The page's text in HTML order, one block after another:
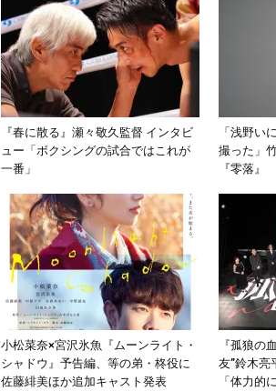
『春に散る』瀬々敬久監督 インタビ
ュー「ボクシングの試合ではこれが
一番」
「浅野い
撮った」
『零落』
小松菜奈×宮沢氷魚『ムーンライト・
シャドウ』予告編、等の弟・柊役に
佐藤緋美ほか追加キャスト発表
『孤狼の
友”鈴木亮
「体力的